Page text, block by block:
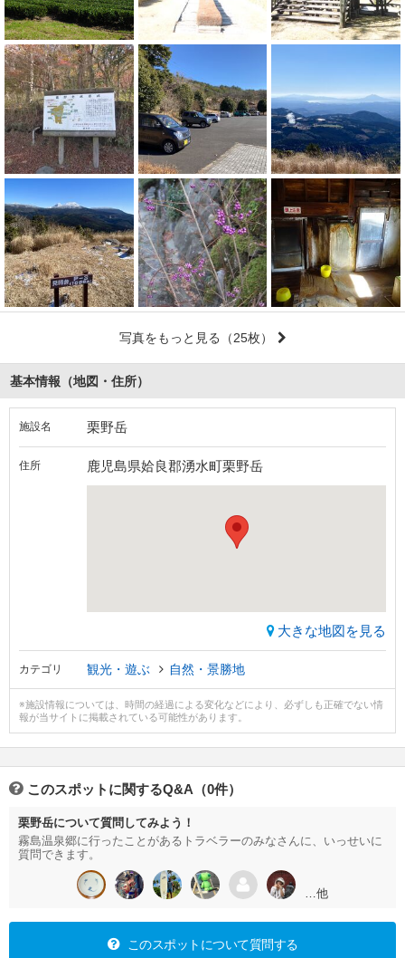
写真をもっと見る （25枚）
基本情報（地図・住所）
施設名 栗野岳
住所 鹿児島県姶良郡湧水町栗野岳
大きな地図を見る
カテゴリ 観光・遊ぶ 自然・景勝地
※施設情報については、時間の経過による変化などにより、必ずしも正確でない情
報が当サイトに掲載されている可能性があります。
このスポットに関するQ&A（0件）
栗野岳について質問してみよう！
霧島温泉郷に行ったことがあるトラベラーのみなさんに、いっせいに
質問できます。
…他
このスポットについて質問する